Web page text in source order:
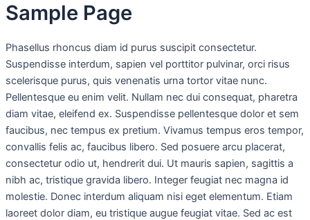
Sample Page
Phasellus rhoncus diam id purus suscipit consectetur.
Suspendisse interdum, sapien vel porttitor pulvinar, orci risus
scelerisque purus, quis venenatis urna tortor vitae nunc.
Pellentesque eu enim velit. Nullam nec dui consequat, pharetra
diam vitae, eleifend ex. Suspendisse pellentesque dolor et sem
faucibus, nec tempus ex pretium. Vivamus tempus eros tempor,
convallis felis ac, faucibus libero. Sed posuere arcu placerat,
consectetur odio ut, hendrerit dui. Ut mauris sapien, sagittis a
nibh ac, tristique gravida libero. Integer feugiat nec magna id
molestie. Donec interdum aliquam nisi eget elementum. Etiam
laoreet dolor diam, eu tristique augue feugiat vitae. Sed ac est